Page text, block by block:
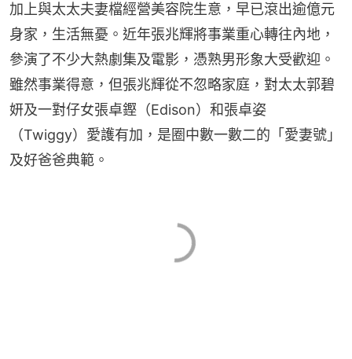
加上與太太夫妻檔經營美容院生意，早已滾出逾億元
身家，生活無憂。近年張兆輝將事業重心轉往內地，
參演了不少大熱劇集及電影，憑熟男形象大受歡迎。
雖然事業得意，但張兆輝從不忽略家庭，對太太郭碧
妍及一對仔女張卓鏗（Edison）和張卓姿
（Twiggy）愛護有加，是圈中數一數二的「愛妻號」
及好爸爸典範。